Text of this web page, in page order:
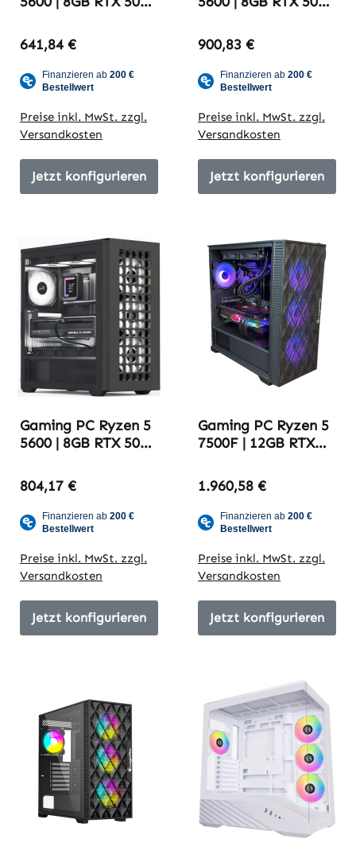
641,84 €
Preise inkl. MwSt. zzgl.
Versandkosten
Jetzt konfigurieren
v2
900,83 €
Preise inkl. MwSt. zzgl.
Versandkosten
Jetzt konfigurieren
Gaming PC Ryzen 5
5600 | 8GB RTX 5060
804,17 €
Preise inkl. MwSt. zzgl.
Versandkosten
Jetzt konfigurieren
Gaming PC Ryzen 5
7500F | 12GB RTX
6000
1.960,58 €
Preise inkl. MwSt. zzgl.
Versandkosten
Jetzt konfigurieren